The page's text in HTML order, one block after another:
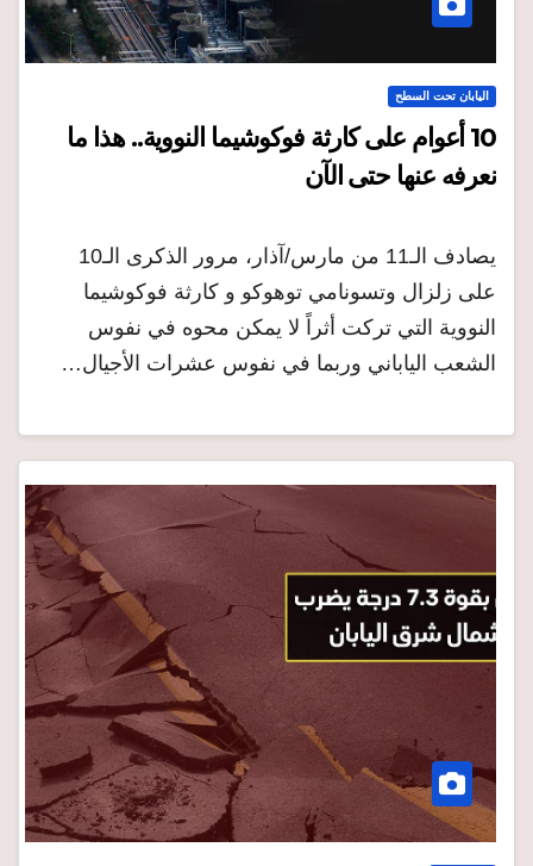
اليابان تحت السطح
10 أعوام على كارثة فوكوشيما النووية.. هذا ما
نعرفه عنها حتى الآن
يصادف الـ11 من مارس/آذار، مرور الذكرى الـ10
على زلزال وتسونامي توهوكو و كارثة فوكوشيما
النووية التي تركت أثراً لا يمكن محوه في نفوس
الشعب الياباني وربما في نفوس عشرات الأجيال…